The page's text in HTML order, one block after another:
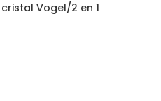
Vogel/2 en 1